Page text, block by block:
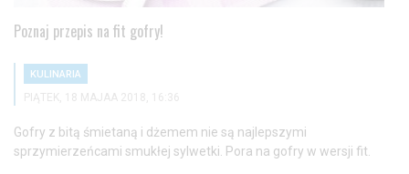
Poznaj przepis na fit gofry!
KULINARIA
PIĄTEK, 18 MAJAA 2018, 16:36
Gofry z bitą śmietaną i dżemem nie są najlepszymi
sprzymierzeńcami smukłej sylwetki. Pora na gofry w wersji fit.